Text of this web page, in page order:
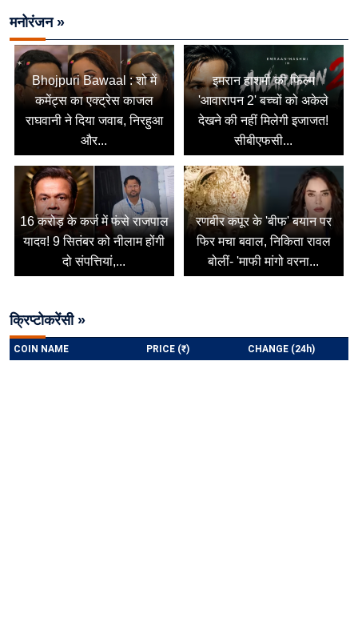
मनोरंजन »
Bhojpuri Bawaal : शो में
कमेंट्स का एक्ट्रेस काजल
राघवानी ने दिया जवाब, निरहुआ
और...
इमरान हाशमी की फिल्म
'आवारापन 2' बच्चों को अकेले
देखने की नहीं मिलेगी इजाजत!
सीबीएफसी...
16 करोड़ के कर्ज में फंसे राजपाल
यादव! 9 सितंबर को नीलाम होंगी
दो संपत्तियां,...
रणबीर कपूर के 'बीफ' बयान पर
फिर मचा बवाल, निकिता रावल
बोलीं- 'माफी मांगो वरना...
क्रिप्टोकरेंसी »